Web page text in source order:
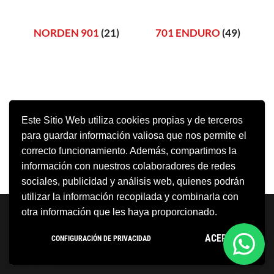
Este Sitio Web utiliza cookies propias y de terceros
para guardar información valiosa que nos permite el
correcto funcionamiento. Además, compartimos la
información con nuestros colaboradores de redes
sociales, publicidad y análisis web, quienes podrán
utilizar la información recopilada y combinarla con
otra información que les haya proporcionado.
CONFIGURACIÓN DE PRIVACIDAD ACEPTO
NORDEN 901 (21) 701 ENDURO (49)
Neve | Funciona gracias a WordPress
Condiciones Generales